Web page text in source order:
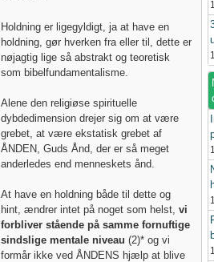
Holdning er ligegyldigt, ja at have en
holdning, gør hverken fra eller til, dette er
nøjagtig lige så abstrakt og teoretisk
som bibelfundamentalisme.
Alene den religiøse spirituelle
dybdedimension drejer sig om at være
grebet, at være ekstatisk grebet af
ÅNDEN, Guds Ånd, der er så meget
anderledes end menneskets ånd.
At have en holdning både til dette og
hint, ændrer intet på noget som helst, vi
forbliver stående på samme fornuftige
sindslige mentale niveau (2)* og vi
formår ikke ved ÅNDENS hjælp at blive